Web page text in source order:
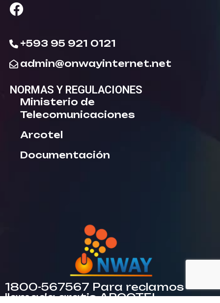
+593 95 921 0121
admin@onwayinternet.net
NORMAS Y REGULACIONES
Ministerio de
Telecomunicaciones
Arcotel
Documentación
1800-567567 Para reclamos
llamada gratis ARCOTEL